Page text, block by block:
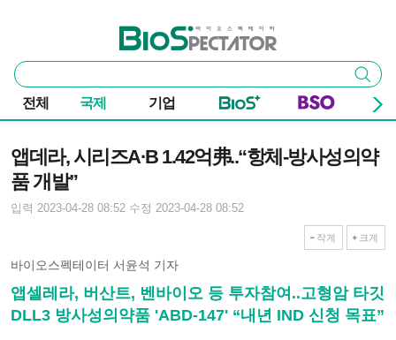
바이오스펙테이터
통
합
검
색
검색
전체 국제 기업
앱데라, 시리즈A·B 1.42억弗..“항체-방사성의약
품 개발”
입력 2023-04-28 08:52 수정 2023-04-28 08:52
작게 크게
바이오스펙테이터 서윤석 기자
앱셀레라, 버산트, 벤바이오 등 투자참여..고형암 타깃
DLL3 방사성의약품 'ABD-147' “내년 IND 신청 목표”